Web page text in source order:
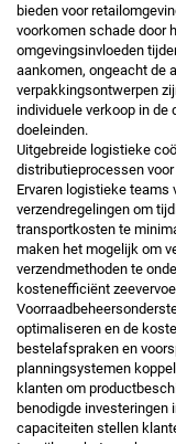
bieden voor
voorkomen schade door
omgevingsinvloeden
aankomen, ongeacht de
verpakkingsontwerpen
individuele verkoop in
doeleinden.
Uitgebreide logistieke
distributieprocessen
Ervaren logistieke teams
verzendregelingen om
transportkosten te
maken het mogelijk om
verzendmethoden te
kostenefficiënt
optimaliseren en de
bestelafspraken en
planningsystemen
klanten om
benodigde investeringen
capaciteiten stellen